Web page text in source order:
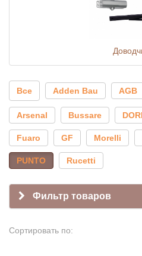
Все Adden Bau AGB
Arsenal Bussare
Fuaro GF Morelli
PUNTO Rucetti
Фильтр товаров
Сортировать по: